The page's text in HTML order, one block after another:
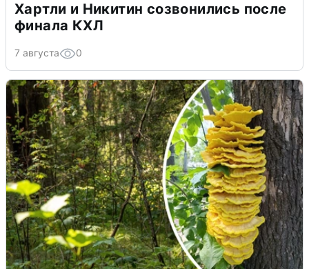
Хартли и Никитин созвонились после
финала КХЛ
7 августа 0